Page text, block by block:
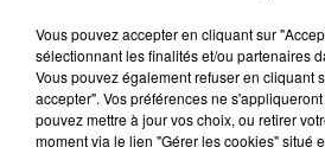
Vous pouvez accepter en cliquant sur
sélectionnant les finalités et/ou partenaires
Vous pouvez également refuser en cliquant
accepter". Vos préférences ne
pouvez mettre à jour vos choix, ou retirer
moment via le lien "Gérer les cookies" situé